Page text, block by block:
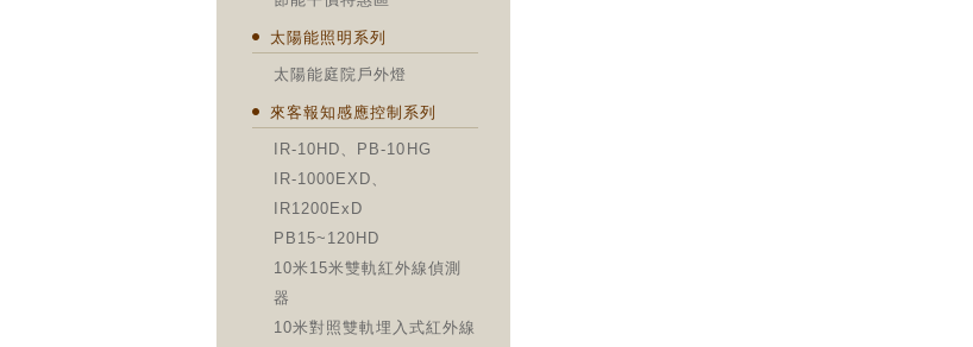
太陽能照明系列
太陽能庭院戶外燈
來客報知感應控制系列
IR-10HD、PB-10HG
IR-1000EXD、
IR1200ExD
PB15~120HD
10米15米雙軌紅外線偵測
器
10米對照雙軌埋入式紅外線